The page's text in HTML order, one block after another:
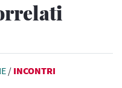
/ INCONTRI